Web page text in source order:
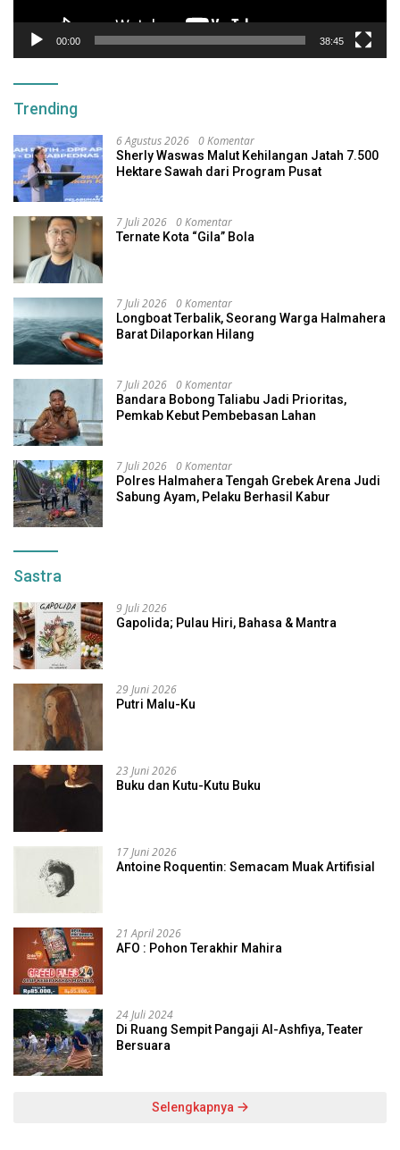
00:00 38:45
Trending
6 Agustus 2026 0 Komentar
Sherly Waswas Malut Kehilangan Jatah 7.500
Hektare Sawah dari Program Pusat
7 Juli 2026 0 Komentar
Ternate Kota “Gila” Bola
7 Juli 2026 0 Komentar
Longboat Terbalik, Seorang Warga Halmahera
Barat Dilaporkan Hilang
7 Juli 2026 0 Komentar
Bandara Bobong Taliabu Jadi Prioritas,
Pemkab Kebut Pembebasan Lahan
7 Juli 2026 0 Komentar
Polres Halmahera Tengah Grebek Arena Judi
Sabung Ayam, Pelaku Berhasil Kabur
Sastra
9 Juli 2026
Gapolida; Pulau Hiri, Bahasa & Mantra
29 Juni 2026
Putri Malu-Ku
23 Juni 2026
Buku dan Kutu-Kutu Buku
17 Juni 2026
Antoine Roquentin: Semacam Muak Artifisial
21 April 2026
AFO : Pohon Terakhir Mahira
24 Juli 2024
Di Ruang Sempit Pangaji Al-Ashfiya, Teater
Bersuara
Selengkapnya